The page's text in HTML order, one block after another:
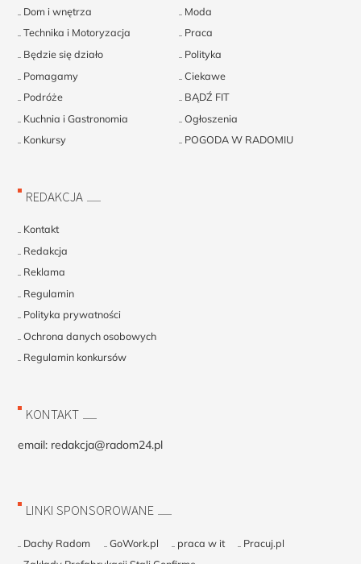
Dom i wnętrza
Moda
Technika i Motoryzacja
Praca
Będzie się działo
Polityka
Pomagamy
Ciekawe
Podróże
BĄDŹ FIT
Kuchnia i Gastronomia
Ogłoszenia
Konkursy
POGODA W RADOMIU
REDAKCJA
Kontakt
Redakcja
Reklama
Regulamin
Polityka prywatności
Ochrona danych osobowych
Regulamin konkursów
KONTAKT
email: redakcja@radom24.pl
LINKI SPONSOROWANE
Dachy Radom GoWork.pl praca w it
Pracuj.pl